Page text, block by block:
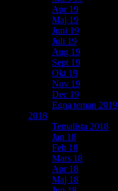
Apr 19
Maj 19
Juni 19
Juli 19
Aug 19
Sept 19
Okt 19
Nov 19
Dec 19
Egna teman 2019
2018
Temalista 2018
Jan 18
Feb 18
Mars 18
Apr 18
Maj 18